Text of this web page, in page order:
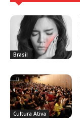
Brasil
Cultura Ativa